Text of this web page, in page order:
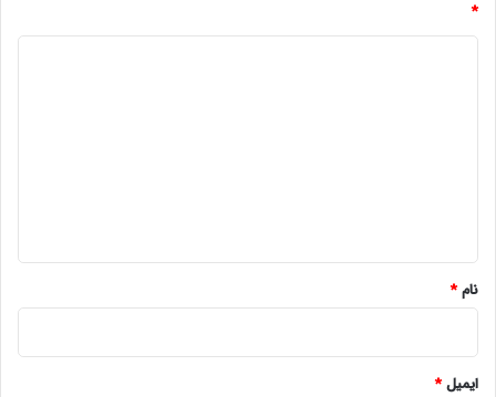
*
نام*
ایمیل*